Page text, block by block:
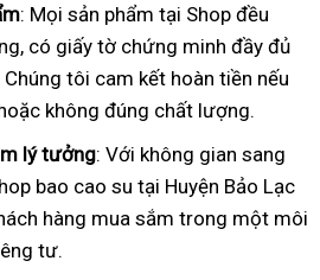
: Mọi sản phẩm tại Shop đều
có giấy tờ chứng minh đầy đủ
tôi cam kết hoàn tiền nếu
không đúng chất lượng.
lý tưởng: Với không gian sang
bao cao su tại Huyện Bảo Lạc
hàng mua sắm trong một môi
tư.